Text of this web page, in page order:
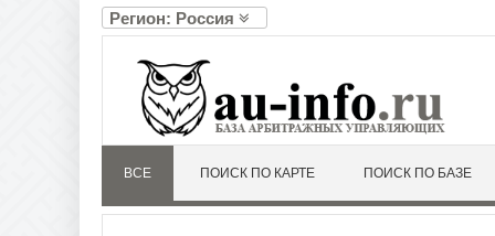
Регион: Россия
А
Алтайский край
Амурская область
Архангельская область
Астраханская область
Белгородская область
М
ВСЕ ПОИСК ПО КАРТЕ ПОИСК ПО БАЗЕ